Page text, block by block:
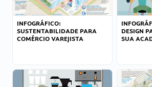
INFOGRÁFICO:
SUSTENTABILIDADE PARA
COMÉRCIO VAREJISTA
DESIGN
SUA